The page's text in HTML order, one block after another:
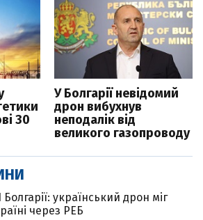
30
У Болгарії невідомий
дрон вибухнув
неподалік від
великого газопроводу
український дрон міг
через РЕБ